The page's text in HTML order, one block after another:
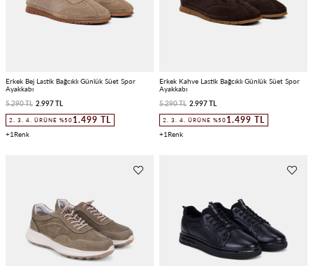
Erkek Bej Lastik Bağcıklı Günlük Süet Spor
Ayakkabı
2.997 TL
5.290 TL
2. 3. 4. ÜRÜNE %50 1.499 TL
1
Erkek Kahve Lastik Bağcıklı Günlük Süet Spor
Ayakkabı
2.997 TL
5.290 TL
2. 3. 4. ÜRÜNE %50 1.499 TL
1